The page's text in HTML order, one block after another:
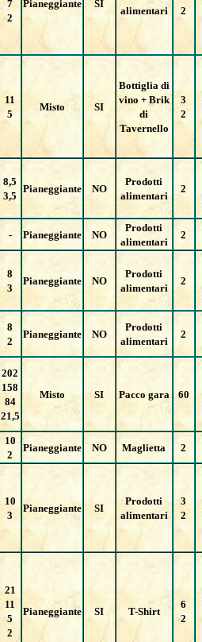
7
2
Pianeggiante SI
alimentari
2
11
5
Misto SI
Bottiglia di
vino + Brik
di
Tavernello
3
2
8,5
3,5
Pianeggiante NO
Prodotti
alimentari
2
- Pianeggiante NO
Prodotti
alimentari
2
8
3
Pianeggiante NO
Prodotti
alimentari
2
8
2
Pianeggiante NO
Prodotti
alimentari
2
202
158
84
21,5
Misto SI Pacco gara 60
10
2
Pianeggiante NO Maglietta 2
10
3
Pianeggiante SI
Prodotti
alimentari
3
2
21
11
5
2
Pianeggiante SI T-Shirt
6
2